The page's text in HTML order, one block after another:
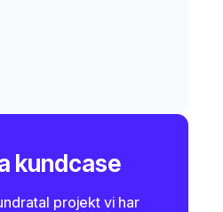
kundcase
projekt vi har